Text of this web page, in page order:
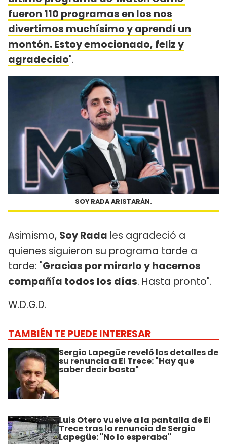
fueron 110 programas en los nos
divertimos muchísimo y aprendí un
montón. Estoy emocionado, feliz y
agradecido".
SOY RADA ARISTARÁN.
Asimismo, Soy Rada les agradeció a
quienes siguieron su programa tarde a
tarde: "Gracias por mirarlo y hacernos
compañía todos los días. Hasta pronto".
W.D.G.D.
TAMBIÉN TE PUEDE INTERESAR
Sergio Lapegüe reveló los detalles de
su renuncia a El Trece: "Hay que
saber decir basta"
Luis Otero vuelve a la pantalla de El
Trece tras la renuncia de Sergio
Lapegüe: "No lo esperaba"